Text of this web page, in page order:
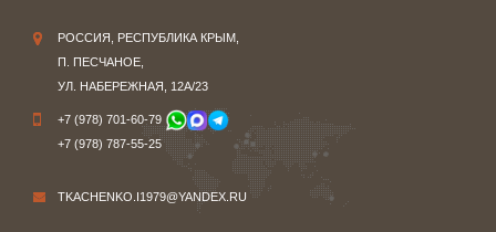
РОССИЯ, РЕСПУБЛИКА КРЫМ,
П. ПЕСЧАНОЕ,
УЛ. НАБЕРЕЖНАЯ, 12А/23
+7 (978) 701-60-79
+7 (978) 787-55-25
TKACHENKO.I1979@YANDEX.RU